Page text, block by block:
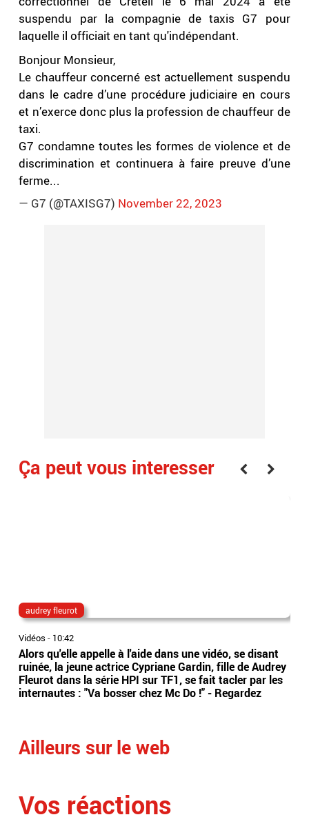
suspendu par la compagnie de taxis G7 pour
laquelle il officiait en tant qu'indépendant.
Bonjour Monsieur,
Le chauffeur concerné est actuellement suspendu
dans le cadre d’une procédure judiciaire en cours
et n’exerce donc plus la profession de chauffeur de
taxi.
G7 condamne toutes les formes de violence et de
discrimination et continuera à faire preuve d’une
ferme...
— G7 (@TAXISG7) November 22, 2023
Ça peut vous interesser
audrey fleurot
Vidéos - 10:42
Alors qu'elle appelle à l'aide dans une vidéo, se disant
ruinée, la jeune actrice Cypriane Gardin, fille de Audrey
Fleurot dans la série HPI sur TF1, se fait tacler par les
internautes : "Va bosser chez Mc Do !" - Regardez
Ailleurs sur le web
Vos réactions